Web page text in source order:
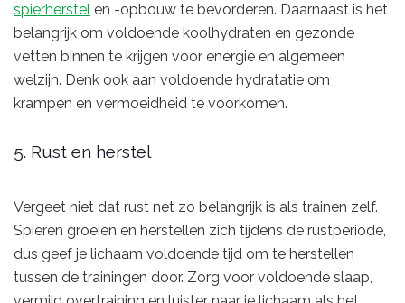
spierherstel en -opbouw te bevorderen. Daarnaast is het
belangrijk om voldoende koolhydraten en gezonde
vetten binnen te krijgen voor energie en algemeen
welzijn. Denk ook aan voldoende hydratatie om
krampen en vermoeidheid te voorkomen.
5. Rust en herstel
Vergeet niet dat rust net zo belangrijk is als trainen zelf.
Spieren groeien en herstellen zich tijdens de rustperiode,
dus geef je lichaam voldoende tijd om te herstellen
tussen de trainingen door. Zorg voor voldoende slaap,